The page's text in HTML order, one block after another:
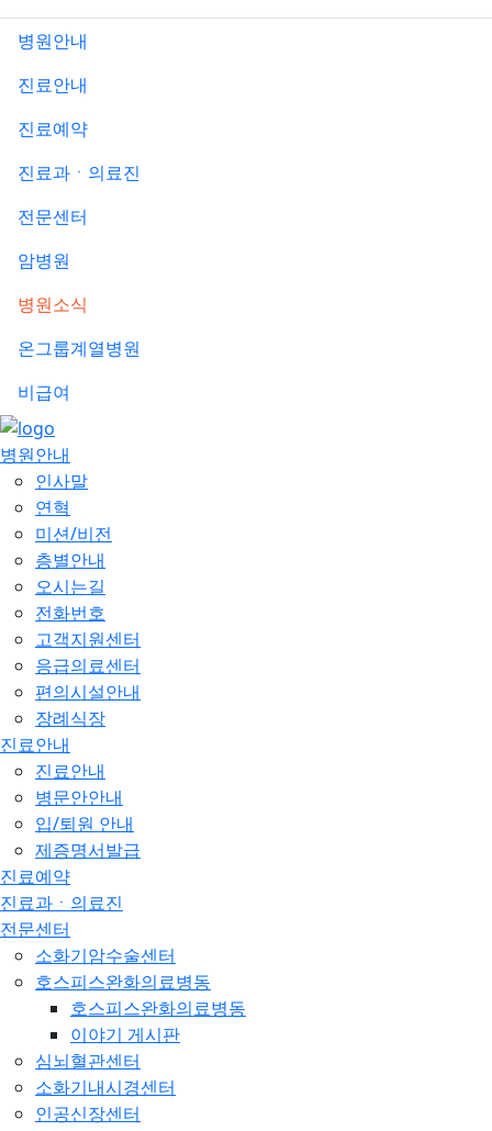
병원안내
진료안내
진료예약
진료과ㆍ의료진
전문센터
암병원
병원소식
온그룹계열병원
비급여
병원안내
인사말
연혁
미션/비전
층별안내
오시는길
전화번호
고객지원센터
응급의료센터
편의시설안내
장례식장
진료안내
진료안내
병문안안내
입/퇴원 안내
제증명서발급
진료예약
진료과ㆍ의료진
전문센터
소화기암수술센터
호스피스완화의료병동
호스피스완화의료병동
이야기 게시판
심뇌혈관센터
소화기내시경센터
인공신장센터